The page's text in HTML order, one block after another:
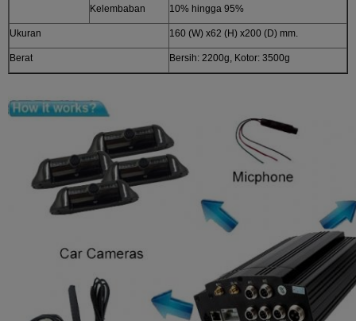
Kelembaban 10% hingga 95%
Ukuran 160 (W) x62 (H) x200 (D) mm.
Berat Bersih: 2200g, Kotor: 3500g